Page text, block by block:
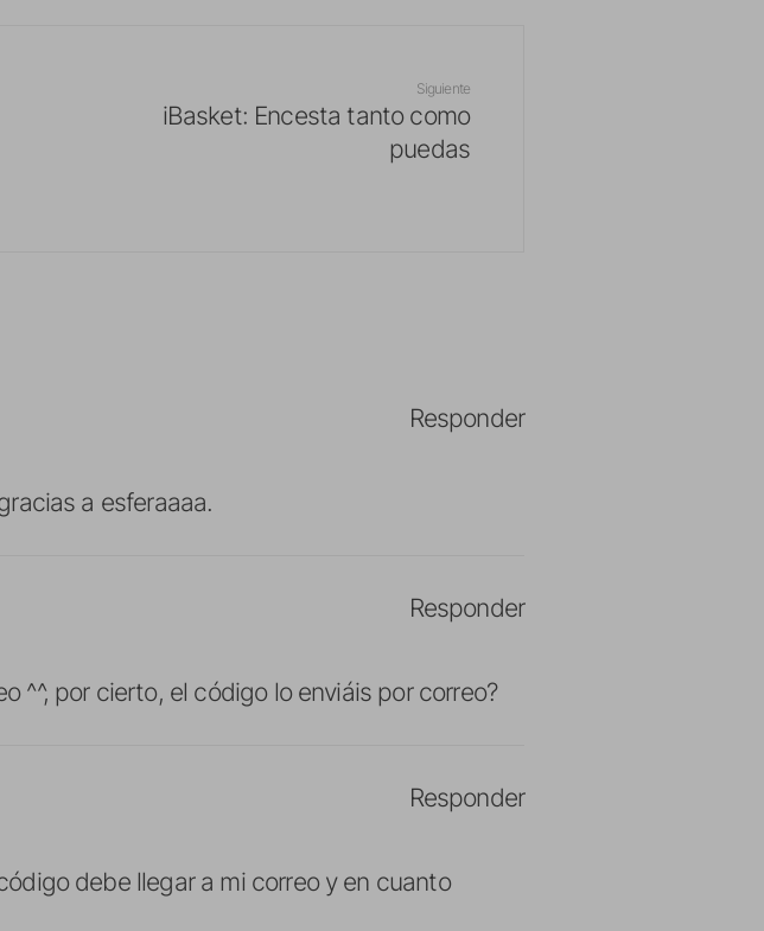
Siguiente
iBasket: Encesta tanto como
puedas
a esferaaaa.
Responder
^^, por cierto, el código lo enviáis por correo?
Responder
debe llegar a mi correo y en cuanto
Responder